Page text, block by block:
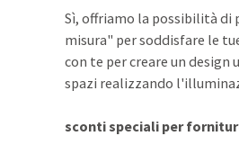
Sì, offriamo la possibilità
misura" per soddisfare le
con te per creare un
spazi realizzando
sconti speciali per